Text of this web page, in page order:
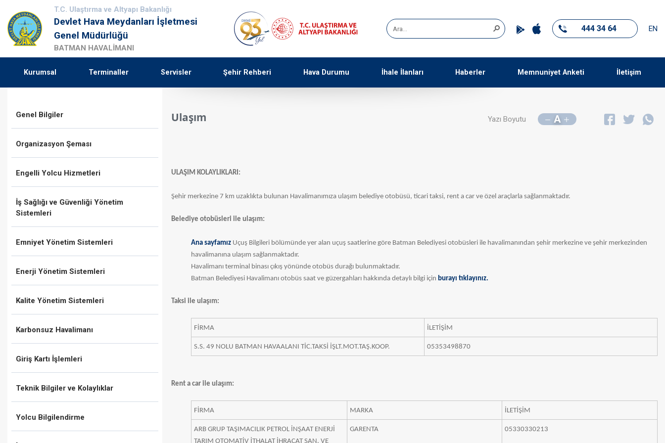
T.C. Ulaştırma ve Altyapı Bakanlığı
Devlet Hava Meydanları İşletmesi
Genel Müdürlüğü
BATMAN HAVALİMANI
444 34 64 EN
Kurumsal Terminaller Servisler Şehir Rehberi Hava Durumu İhale İlanları Haberler Memnuniyet Anketi İletişim
Genel Bilgiler
Organizasyon Şeması
Engelli Yolcu Hizmetleri
İş Sağlığı ve Güvenliği Yönetim
Sistemleri
Emniyet Yönetim Sistemleri
Enerji Yönetim Sistemleri
Kalite Yönetim Sistemleri
Karbonsuz Havalimanı
Giriş Kartı İşlemleri
Teknik Bilgiler ve Kolaylıklar
Yolcu Bilgilendirme
Ulaşım Yazı Boyutu A
ULAŞIM KOLAYLIKLARI:
Şehir merkezine 7 km uzaklıkta bulunan Havalimanımıza ulaşım belediye otobüsü, ticari taksi, rent a car ve özel araçlarla sağlanmaktadır.
​Belediye otobüsleri ile ulaşım:
Ana sayfamız Uçuş Bilgileri bölümünde yer alan uçuş saatlerine göre Batman Belediyesi otobüsleri ile havalimanından şehir merkezine ve şehir merkezinden
havalimanına ulaşım sağlanmaktadır.
Havalimanı terminal binası çıkış yönünde otobüs durağı bulunmaktadır.
​Batman Belediyesi Havalimanı otobüs saat ve güzergahları hakkında detaylı bilgi için burayı tıklayınız.
Taksi ile ulaşım:
​FİRMA ​İLETİŞİM
S.S. 49 NOLU BATMAN HAVAALANI TİC.TAKSİ İŞLT.MOT.TAŞ.KOOP. 05353498870
Rent a car ile ulaşım:
​FİRMA ​MARKA İLETİŞİM
ARB GRUP TAŞIMACILIK PETROL İNŞAAT ENERJİ
TARIM OTOMATİV İTHALAT İHRACAT SAN. VE
​GARENTA 05330330213